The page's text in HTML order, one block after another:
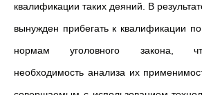
квалификации таких деяний. В
вынужден прибегать к квалификации
нормам уголовного закона,
необходимость анализа их